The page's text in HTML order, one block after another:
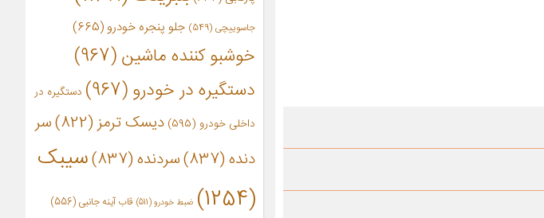
جاسوییچی (549) جلو پنجره خودرو (665)
خوشبو کننده ماشین(967)
دستگیره در خودرو(967)
دستگیره در
داخلی خودرو (595) دیسک ترمز(822)
سر
دنده(837) سردنده(837)
سیبک
(1254)
ضبط خودرو(511) قاب آینه جانبی (556)